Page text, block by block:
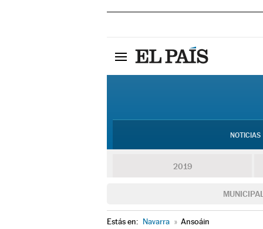
NOTICIAS
2019
Estás en: Navarra » Ansoáin